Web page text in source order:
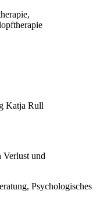
Verlust und
Psychologisches